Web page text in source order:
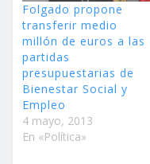
Folgado propone
transferir medio
millón de euros a las
partidas
presupuestarias de
Bienestar Social y
Empleo
4 mayo, 2013
En «Política»